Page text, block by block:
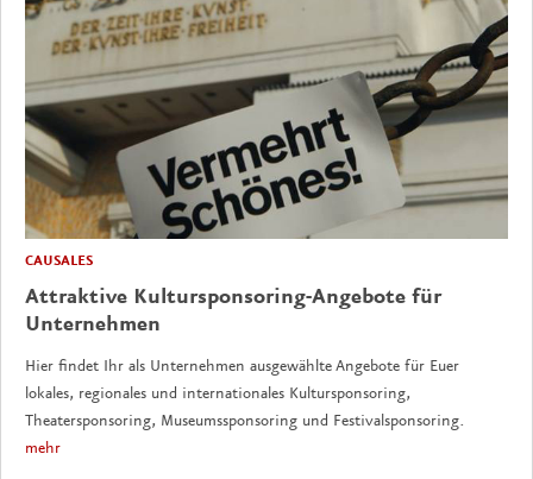
CAUSALES
Attraktive Kultursponsoring-Angebote für
Unternehmen
Hier findet Ihr als Unternehmen ausgewählte Angebote für Euer
lokales, regionales und internationales Kultursponsoring,
Theatersponsoring, Museumssponsoring und Festivalsponsoring.
mehr